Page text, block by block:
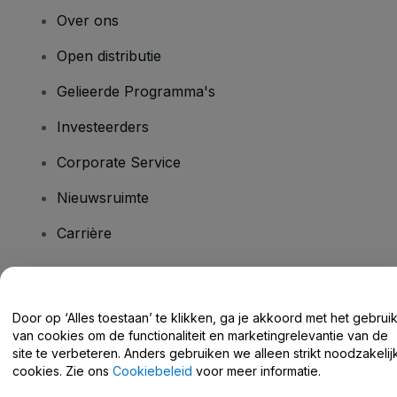
Over ons
Open distributie
Gelieerde Programma's
Investeerders
Corporate Service
Nieuwsruimte
Carrière
Helpcentrum / Neem Contact Met Ons Op
Door op ‘Alles toestaan’ te klikken, ga je akkoord met het gebruik
van cookies om de functionaliteit en marketingrelevantie van de
site te verbeteren. Anders gebruiken we alleen strikt
cookies. Zie ons Cookiebeleid voor meer informatie.